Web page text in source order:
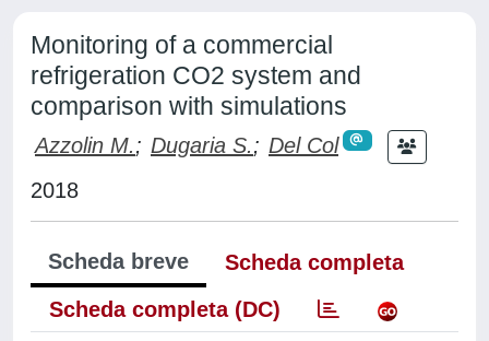
Monitoring of a commercial
refrigeration CO2 system and
comparison with simulations
Azzolin M.; Dugaria S.; Del Col
2018
Scheda breve
Scheda completa
Scheda completa (DC)